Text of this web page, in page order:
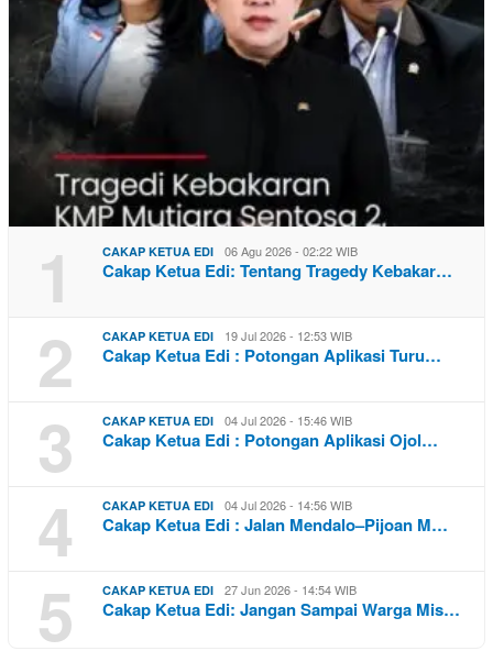
1 CAKAP KETUA EDI 06 Agu 2026 - 02:22 WIB
Cakap Ketua Edi: Tentang Tragedy Kebakar…
2 CAKAP KETUA EDI 19 Jul 2026 - 12:53 WIB
Cakap Ketua Edi : Potongan Aplikasi Turu…
3 CAKAP KETUA EDI 04 Jul 2026 - 15:46 WIB
Cakap Ketua Edi : Potongan Aplikasi Ojol…
4 CAKAP KETUA EDI 04 Jul 2026 - 14:56 WIB
Cakap Ketua Edi : Jalan Mendalo–Pijoan M…
5 CAKAP KETUA EDI 27 Jun 2026 - 14:54 WIB
Cakap Ketua Edi: Jangan Sampai Warga Mis…